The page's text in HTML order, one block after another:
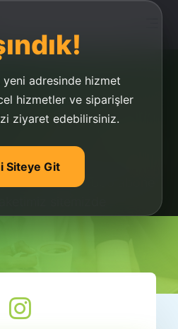
yeni adresinde hizmet
hizmetler ve siparişler
ziyaret edebilirsiniz.
Siteye Git
4000 Saat
izlenme paketi ile fark
geç! 1000 abone